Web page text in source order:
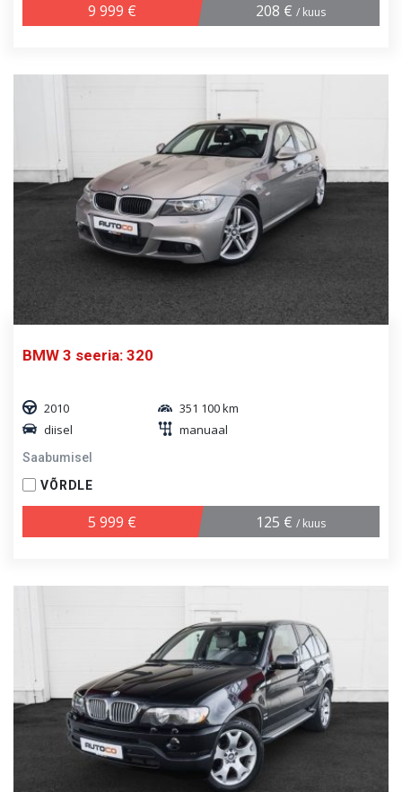
9 999 € 208 € / kuus
BMW 3 seeria: 320
2010
351 100 km
diisel
manuaal
Saabumisel
VÕRDLE
5 999 € 125 € / kuus